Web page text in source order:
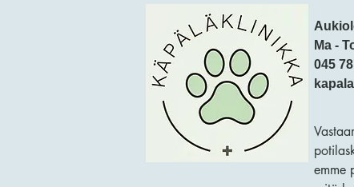
Ma -
045
emme